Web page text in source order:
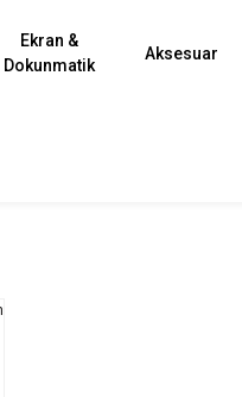
Ekran &
Dokunmatik
Aksesuar